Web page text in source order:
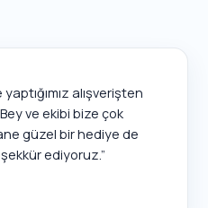
alışverişten
ve ekibi bize çok
güzel bir hediye de
ediyoruz.”